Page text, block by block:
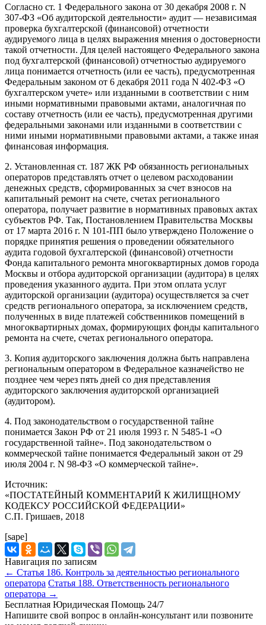
Согласно ст. 1 Федерального закона от 30 декабря 2008 г. N
307-ФЗ «Об аудиторской деятельности» аудит — независимая
проверка бухгалтерской (финансовой) отчетности
аудируемого лица в целях выражения мнения о достоверности
такой отчетности. Для целей настоящего Федерального закона
под бухгалтерской (финансовой) отчетностью аудируемого
лица понимается отчетность (или ее часть), предусмотренная
Федеральным законом от 6 декабря 2011 года N 402-ФЗ «О
бухгалтерском учете» или изданными в соответствии с ним
иными нормативными правовыми актами, аналогичная по
составу отчетность (или ее часть), предусмотренная другими
федеральными законами или изданными в соответствии с
ними иными нормативными правовыми актами, а также иная
финансовая информация.
2. Установленная ст. 187 ЖК РФ обязанность региональных
операторов представлять отчет о целевом расходовании
денежных средств, сформированных за счет взносов на
капитальный ремонт на счете, счетах регионального
оператора, получает развитие в нормативных правовых актах
субъектов РФ. Так, Постановлением Правительства Москвы
от 17 марта 2016 г. N 101-ПП было утверждено Положение о
порядке принятия решения о проведении обязательного
аудита годовой бухгалтерской (финансовой) отчетности
Фонда капитального ремонта многоквартирных домов города
Москвы и отбора аудиторской организации (аудитора) в целях
проведения указанного аудита. При этом оплата услуг
аудиторской организации (аудитора) осуществляется за счет
средств регионального оператора, за исключением средств,
полученных в виде платежей собственников помещений в
многоквартирных домах, формирующих фонды капитального
ремонта на счете, счетах регионального оператора.
3. Копия аудиторского заключения должна быть направлена
региональным оператором в Федеральное казначейство не
позднее чем через пять дней со дня представления
аудиторского заключения аудиторской организацией
(аудитором).
4. Под законодательством о государственной тайне
понимается Закон РФ от 21 июля 1993 г. N 5485-1 «О
государственной тайне». Под законодательством о
коммерческой тайне понимается Федеральный закон от 29
июля 2004 г. N 98-ФЗ «О коммерческой тайне».
Источник:
«ПОСТАТЕЙНЫЙ КОММЕНТАРИЙ К ЖИЛИЩНОМУ
КОДЕКСУ РОССИЙСКОЙ ФЕДЕРАЦИИ»
С.П. Гришаев, 2018
[sape]
Навигация по записям
← Статья 186. Контроль за деятельностью регионального
оператора Статья 188. Ответственность регионального
оператора →
Бесплатная Юридическая Помощь 24/7
Напишите свой вопрос в онлайн-консультант или позвоните